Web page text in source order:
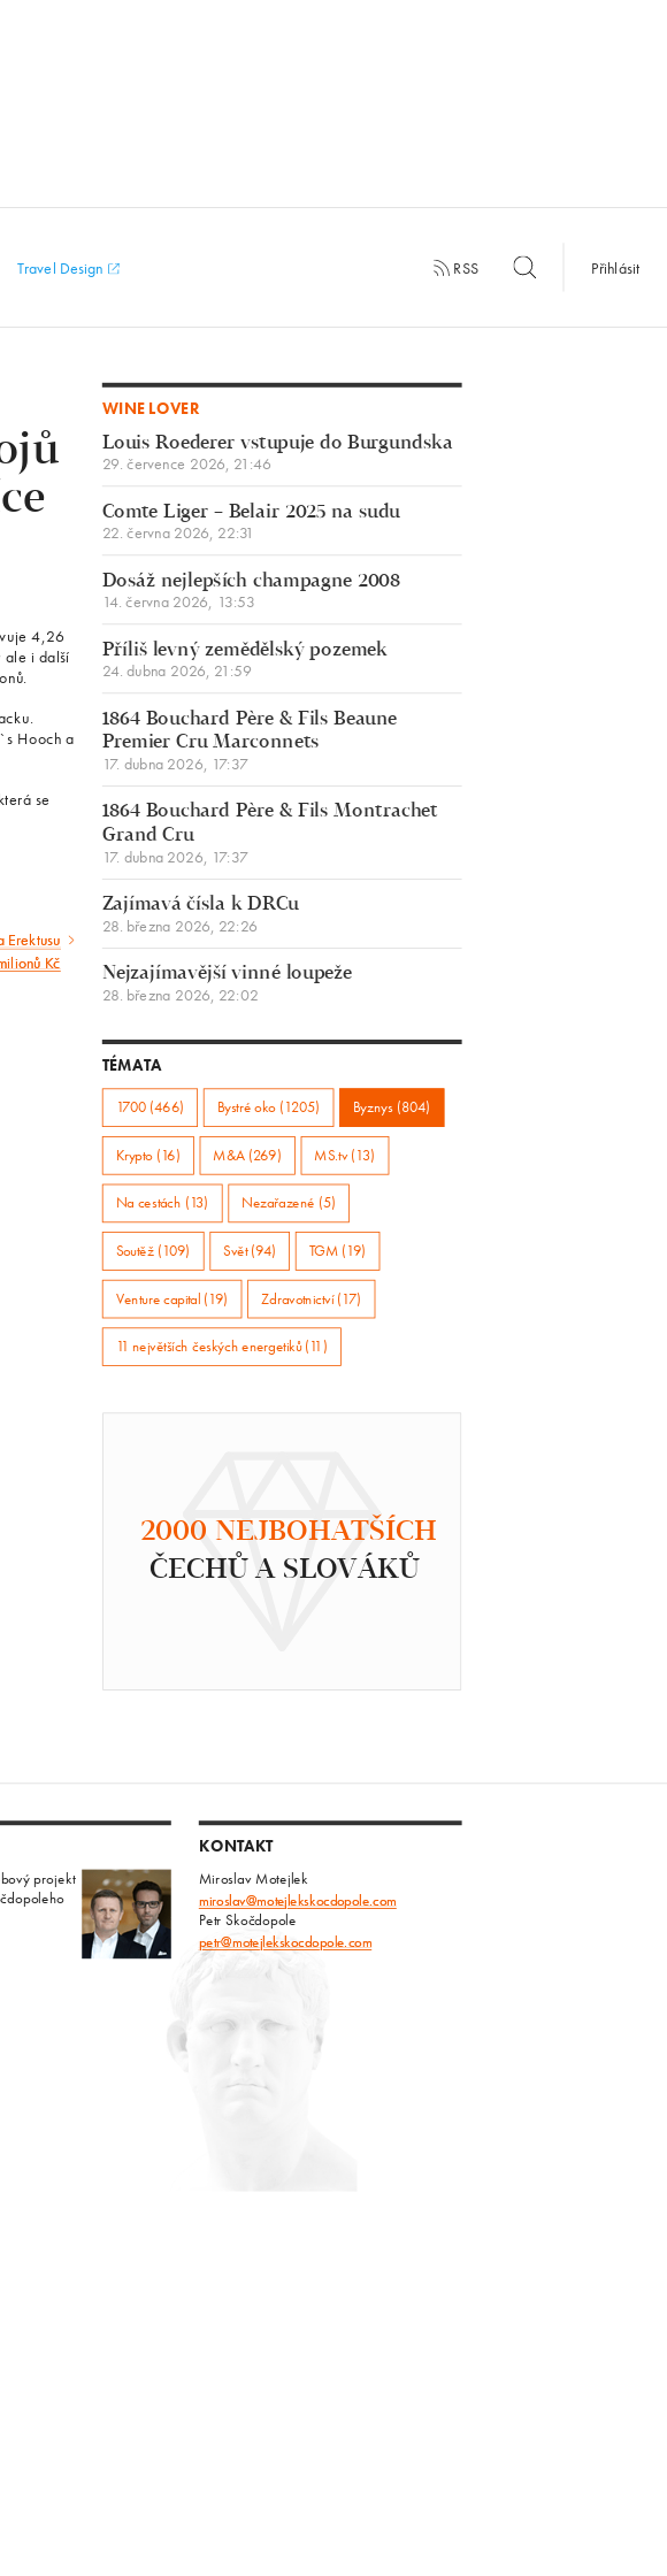
Travel Design RSS Přihlásit
4,26
ale i další
Hooch a
se
Kč
WINE LOVER
Louis Roederer vstupuje do Burgundska
29. července 2026, 21:46
Comte Liger – Belair 2025 na sudu
22. června 2026, 22:31
Dosáž nejlepších champagne 2008
14. června 2026, 13:53
Příliš levný zemědělský pozemek
24. dubna 2026, 21:59
1864 Bouchard Père & Fils Beaune
Premier Cru Marconnets
17. dubna 2026, 17:37
1864 Bouchard Père & Fils Montrachet
Grand Cru
17. dubna 2026, 17:37
Zajímavá čísla k DRCu
28. března 2026, 22:26
Nejzajímavější vinné loupeže
28. března 2026, 22:02
TÉMATA
1700 (466) Bystré oko (1205) Byznys (804)
Krypto (16) M&A (269) MS.tv (13)
Na cestách (13) Nezařazené (5)
Soutěž (109) Svět (94) TGM (19)
Venture capital (19) Zdravotnictví (17)
11 největších českých energetiků (11)
2000 NEJBOHATŠÍCH
ČECHŮ A SLOVÁKŮ
projekt
KONTAKT
Miroslav Motejlek
miroslav@motejlekskocdopole.com
Petr Skočdopole
petr@motejlekskocdopole.com